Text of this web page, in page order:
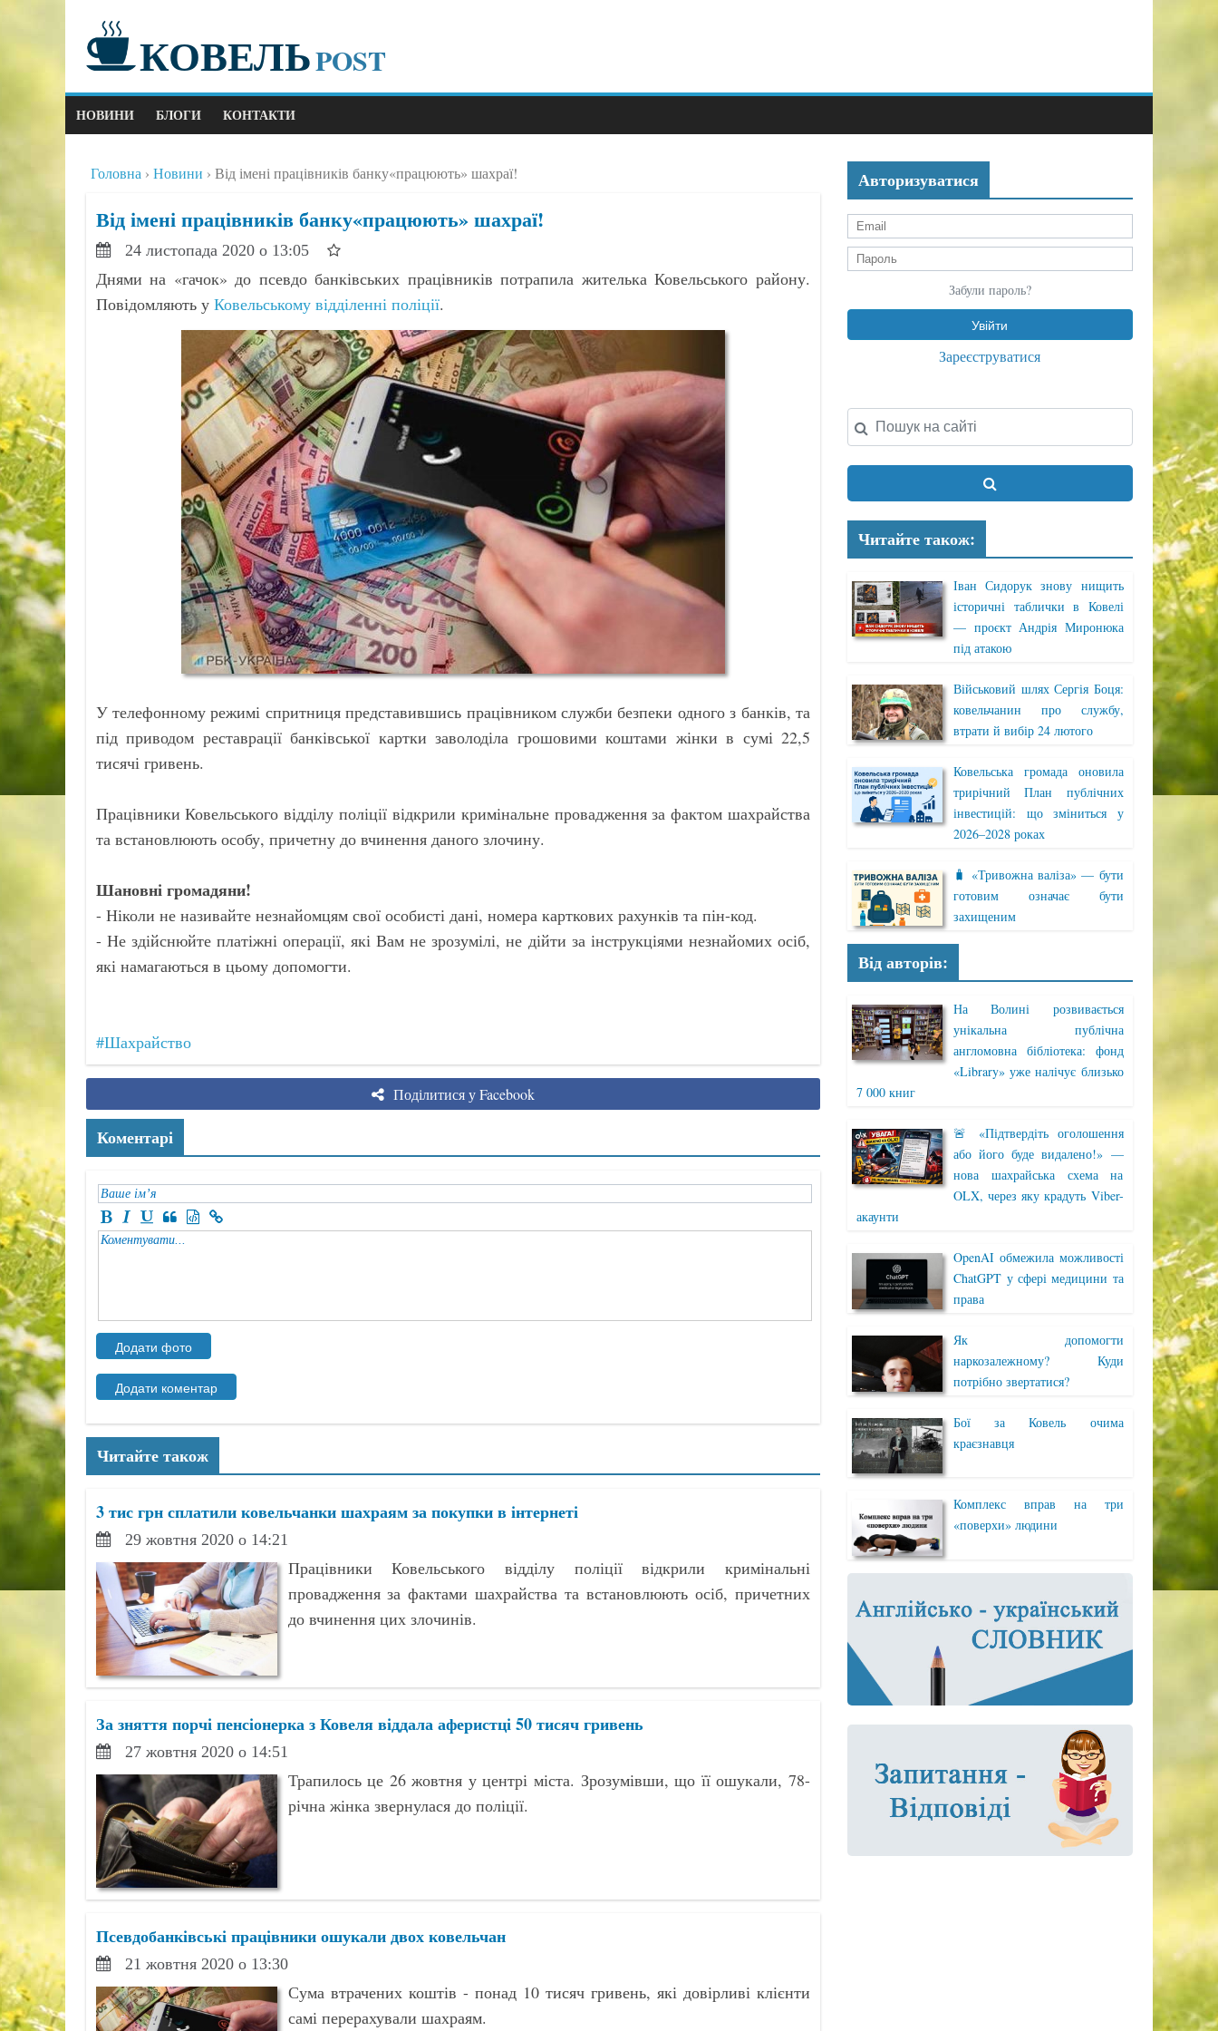
КОВЕЛЬPOST
НОВИНИ БЛОГИ КОНТАКТИ
Головна Новини Від імені працівників банку«працюють» шахраї!
Від імені працівників банку«працюють» шахраї!
24 листопада 2020 о 13:05
Днями на «гачок» до псевдо банківських працівників потрапила жителька Ковельського району.
Повідомляють у Ковельському відділенні поліції.
У телефонному режимі спритниця представившись працівником служби безпеки одного з банків, та
під приводом реставрації банківської картки заволоділа грошовими коштами жінки в сумі 22,5
тисячі гривень.
Працівники Ковельського відділу поліції відкрили кримінальне провадження за фактом шахрайства
та встановлюють особу, причетну до вчинення даного злочину.
Шановні громадяни!
- Ніколи не називайте незнайомцям свої особисті дані, номера карткових рахунків та пін-код.
- Не здійснюйте платіжні операції, які Вам не зрозумілі, не дійти за інструкціями незнайомих осіб,
які намагаються в цьому допомогти.
#Шахрайство
Поділитися у Facebook
Коментарі
Читайте також
3 тис грн сплатили ковельчанки шахраям за покупки в інтернеті
29 жовтня 2020 о 14:21
Працівники Ковельського відділу поліції відкрили кримінальні
провадження за фактами шахрайства та встановлюють осіб, причетних
до вчинення цих злочинів.
За зняття порчі пенсіонерка з Ковеля віддала аферистці 50 тисяч гривень
27 жовтня 2020 о 14:51
Трапилось це 26 жовтня у центрі міста. Зрозумівши, що її ошукали, 78-
річна жінка звернулася до поліції.
Псевдобанківські працівники ошукали двох ковельчан
21 жовтня 2020 о 13:30
Сума втрачених коштів - понад 10 тисяч гривень, які довірливі клієнти
самі перерахували шахраям.
Авторизуватися
Забули пароль?
Зареєструватися
Читайте також:
Іван Сидорук знову нищить
історичні таблички в Ковелі
— проєкт Андрія Миронюка
під атакою
Військовий шлях Сергія Боця:
ковельчанин про службу,
втрати й вибір 24 лютого
Ковельська громада оновила
трирічний План публічних
інвестицій: що зміниться у
2026–2028 роках
🧳 «Тривожна валіза» — бути
готовим означає бути
захищеним
Від авторів:
На Волині розвивається
унікальна публічна
англомовна бібліотека: фонд
«Library» уже налічує близько
7 000 книг
🚨 «Підтвердіть оголошення
або його буде видалено!» —
нова шахрайська схема на
OLX, через яку крадуть Viber-
акаунти
OpenAI обмежила можливості
ChatGPT у сфері медицини та
права
Як допомогти
наркозалежному? Куди
потрібно звертатися?
Бої за Ковель очима
краєзнавця
Комплекс вправ на три
«поверхи» людини